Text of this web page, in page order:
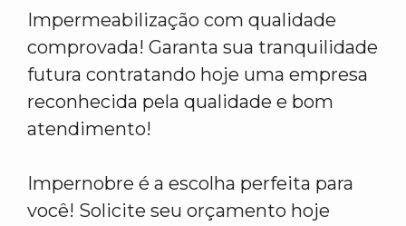
Impermeabilização com qualidade
comprovada! Garanta sua tranquilidade
futura contratando hoje uma empresa
reconhecida pela qualidade e bom
atendimento!
Impernobre é a escolha perfeita para
você! Solicite seu orçamento hoje